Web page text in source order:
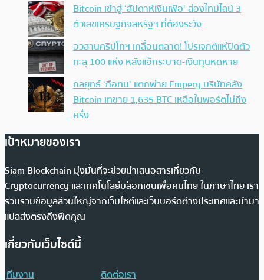
Bitcoin เข้าสู่ ‘สัปดาห์เงินเฟ้อ’ ส่องไทม์ไลน์ 3
ตัวเลขเศรษฐกิจสหรัฐฯ ที่ต้องระวัง
อวสานคริปโทฯ เกลื่อนตลาด! โปรเจกต์แห่ปิดตัว
ทะลุ 100 แห่ง หลังแฮ็กระบาด-เงินทุนหดหาย
กลยุทธ์ ‘ถือทน’ แตกพ่าย Empery บริษัทคลัง
Bitcoin เทขาย 1,635 BTC เหลือในพอร์ตไม่ถึง
ครึ่ง
เป้าหมายของเรา
Siam Blockchain มุ่งมั่นที่จะช่วยนำเสนอสารเกี่ยวกับ
Cryptocurrency และเทคโนโลยีบล็อกเชนเพื่อคนไทย ในภาษาไทย เรา
รวบรวมข้อมูลส่วนใหญ่จากเว็บไซต์และเว็บบอร์ดต่างประเทศและนำมา
แปลส่งตรงถึงฟีดคุณ
เกี่ยวกับเว็บไซต์นี้
ทีมงาน
ติดต่อเรา